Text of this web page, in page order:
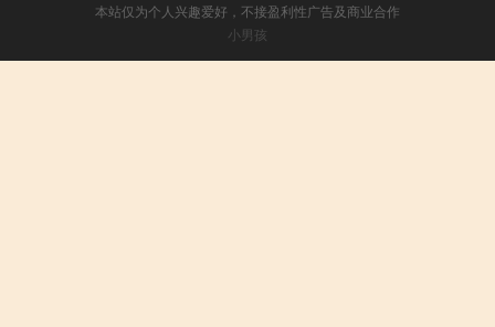
本站仅为个人兴趣爱好，不接盈利性广告及商业合作
小男孩